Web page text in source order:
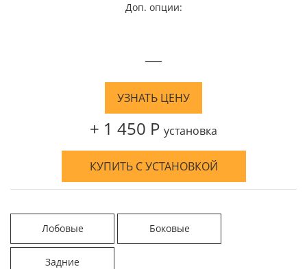
Доп. опции:
—
УЗНАТЬ ЦЕНУ
+ 1 450 Р установка
КУПИТЬ С УСТАНОВКОЙ
Лобовые Боковые
Задние